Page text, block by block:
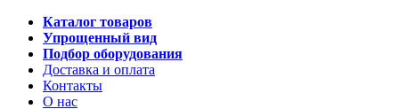
Каталог товаров
Упрощенный вид
Подбор оборудования
Доставка и оплата
Контакты
О нас